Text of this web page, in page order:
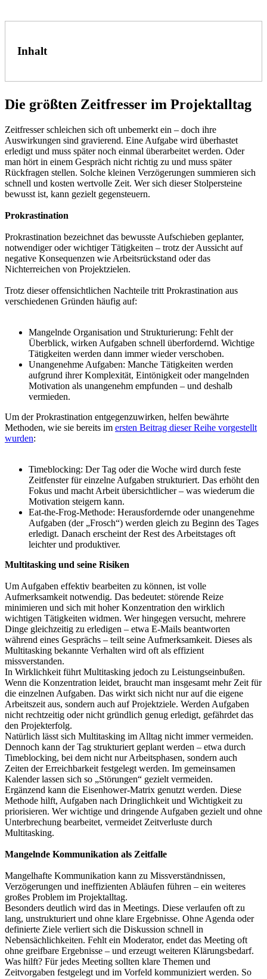
Inhalt
Die größten Zeitfresser im Projektalltag
Zeitfresser schleichen sich oft unbemerkt ein – doch ihre
Auswirkungen sind gravierend. Eine Aufgabe wird überhastet
erledigt und muss später noch einmal überarbeitet werden. Oder
man hört in einem Gespräch nicht richtig zu und muss später
Rückfragen stellen. Solche kleinen Verzögerungen summieren sich
schnell und kosten wertvolle Zeit. Wer sich dieser Stolpersteine
bewusst ist, kann gezielt gegensteuern.
Prokrastination
Prokrastination bezeichnet das bewusste Aufschieben geplanter,
notwendiger oder wichtiger Tätigkeiten – trotz der Aussicht auf
negative Konsequenzen wie Arbeitsrückstand oder das
Nichterreichen von Projektzielen.
Trotz dieser offensichtlichen Nachteile tritt Prokrastination aus
verschiedenen Gründen häufig auf:
Mangelnde Organisation und Strukturierung: Fehlt der
Überblick, wirken Aufgaben schnell überfordernd. Wichtige
Tätigkeiten werden dann immer wieder verschoben.
Unangenehme Aufgaben: Manche Tätigkeiten werden
aufgrund ihrer Komplexität, Eintönigkeit oder mangelnden
Motivation als unangenehm empfunden – und deshalb
vermieden.
Um der Prokrastination entgegenzuwirken, helfen bewährte
Methoden, wie sie bereits im ersten Beitrag dieser Reihe vorgestellt
wurden:
Timeblocking: Der Tag oder die Woche wird durch feste
Zeitfenster für einzelne Aufgaben strukturiert. Das erhöht den
Fokus und macht Arbeit übersichtlicher – was wiederum die
Motivation steigern kann.
Eat-the-Frog-Methode: Herausfordernde oder unangenehme
Aufgaben (der „Frosch“) werden gleich zu Beginn des Tages
erledigt. Danach erscheint der Rest des Arbeitstages oft
leichter und produktiver.
Multitasking und seine Risiken
Um Aufgaben effektiv bearbeiten zu können, ist volle
Aufmerksamkeit notwendig. Das bedeutet: störende Reize
minimieren und sich mit hoher Konzentration den wirklich
wichtigen Tätigkeiten widmen. Wer hingegen versucht, mehrere
Dinge gleichzeitig zu erledigen – etwa E-Mails beantworten
während eines Gesprächs – teilt seine Aufmerksamkeit. Dieses als
Multitasking bekannte Verhalten wird oft als effizient
missverstanden.
In Wirklichkeit führt Multitasking jedoch zu Leistungseinbußen.
Wenn die Konzentration leidet, braucht man insgesamt mehr Zeit für
die einzelnen Aufgaben. Das wirkt sich nicht nur auf die eigene
Arbeitszeit aus, sondern auch auf Projektziele. Werden Aufgaben
nicht rechtzeitig oder nicht gründlich genug erledigt, gefährdet das
den Projekterfolg.
Natürlich lässt sich Multitasking im Alltag nicht immer vermeiden.
Dennoch kann der Tag strukturiert geplant werden – etwa durch
Timeblocking, bei dem nicht nur Arbeitsphasen, sondern auch
Zeiten der Erreichbarkeit festgelegt werden. Im gemeinsamen
Kalender lassen sich so „Störungen“ gezielt vermeiden.
Ergänzend kann die Eisenhower-Matrix genutzt werden. Diese
Methode hilft, Aufgaben nach Dringlichkeit und Wichtigkeit zu
priorisieren. Wer wichtige und dringende Aufgaben gezielt und ohne
Unterbrechung bearbeitet, vermeidet Zeitverluste durch
Multitasking.
Mangelnde Kommunikation als Zeitfalle
Mangelhafte Kommunikation kann zu Missverständnissen,
Verzögerungen und ineffizienten Abläufen führen – ein weiteres
großes Problem im Projektalltag.
Besonders deutlich wird das in Meetings. Diese verlaufen oft zu
lang, unstrukturiert und ohne klare Ergebnisse. Ohne Agenda oder
definierte Ziele verliert sich die Diskussion schnell in
Nebensächlichkeiten. Fehlt ein Moderator, endet das Meeting oft
ohne greifbare Ergebnisse – und erzeugt weiteren Klärungsbedarf.
Was hilft? Für jedes Meeting sollten klare Themen und
Zeitvorgaben festgelegt und im Vorfeld kommuniziert werden. So